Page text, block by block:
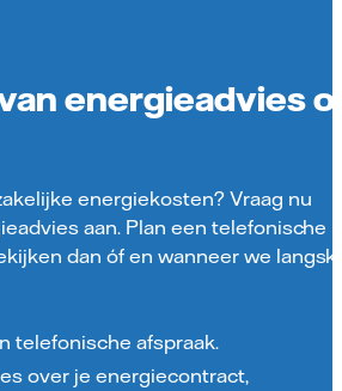
energieadvies
energiekosten? Vraag nu
aan. Plan een telefonische
dan óf en wanneer we
telefonische afspraak.
over je energiecontract,